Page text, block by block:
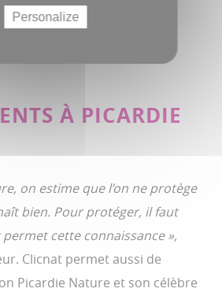
utilise notre banque de
Hugentobler.
À PICARDIE
on estime que l’on ne protège
bien. Pour protéger, il faut
cette connaissance »,
Clicnat permet aussi de
Picardie Nature et son célèbre
Personalize